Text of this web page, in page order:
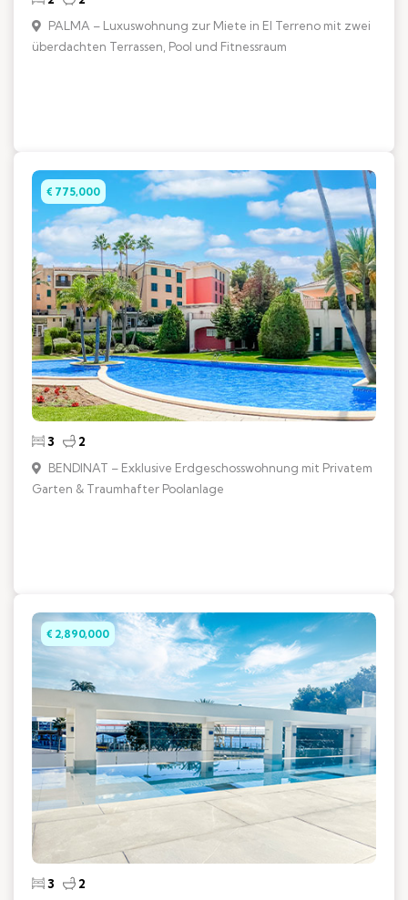
PALMA – Luxuswohnung zur Miete in El Terreno mit zwei
überdachten Terrassen, Pool und Fitnessraum
€ 775,000
3 2
BENDINAT – Exklusive Erdgeschosswohnung mit Privatem
Garten & Traumhafter Poolanlage
€ 2,890,000
3 2